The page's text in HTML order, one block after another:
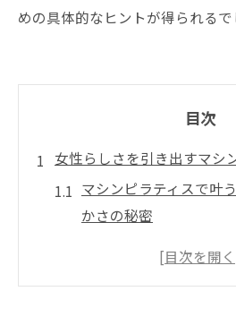
めの具体的なヒントが得られるで
目次
女性らしさを引き出すマシ
マシンピラティスで叶
かさの秘密
港区で人気のマシンピ